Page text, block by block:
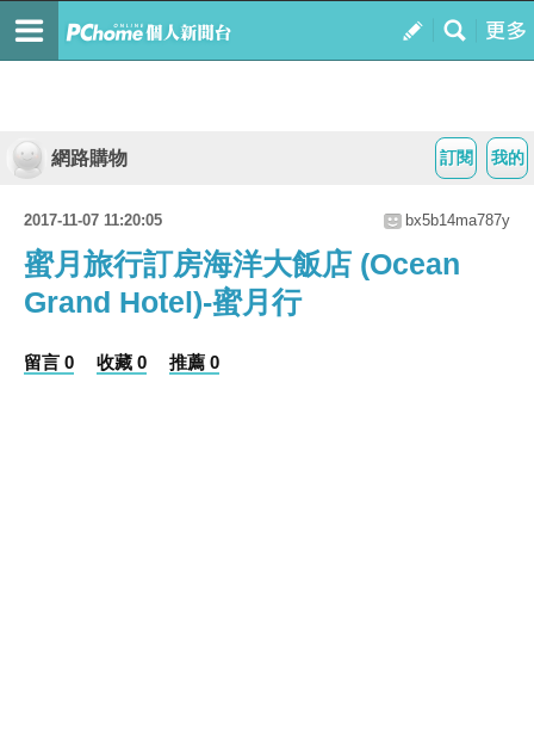
我的
訂閱
網路購物
2017-11-07 11:20:05 bx5b14ma787y
蜜月旅行訂房海洋大飯店 (Ocean
Grand Hotel)-蜜月行
留言 0 收藏 0 推薦 0